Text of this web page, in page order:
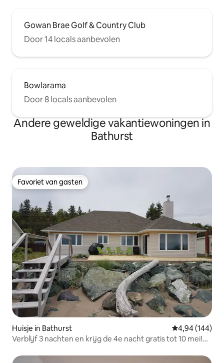
Gowan Brae Golf & Country Club
Door 14 locals aanbevolen
Bowlarama
Door 8 locals aanbevolen
Andere geweldige vakantiewoningen in
Bathurst
Favoriet van gasten
Favoriet van gasten
Huisje in Bathurst Gemiddelde
4,94 (144)
Verblijf 3 nachten en krijg de 4e nacht gratis tot 10 mei!